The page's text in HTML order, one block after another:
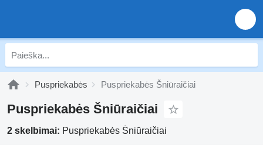
Puspriekabės Puspriekabės Šniūraičiai
Puspriekabės Šniūraičiai
2 skelbimai: Puspriekabės Šniūraičiai